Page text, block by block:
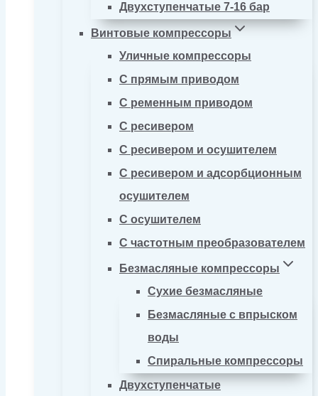
Двухступенчатые 7-16 бар
Винтовые компрессоры
Уличные компрессоры
С прямым приводом
С ременным приводом
С ресивером
С ресивером и осушителем
С ресивером и адсорбционным
осушителем
С осушителем
С частотным преобразователем
Безмасляные компрессоры
Сухие безмасляные
Безмасляные с впрыском
воды
Спиральные компрессоры
Двухступенчатые